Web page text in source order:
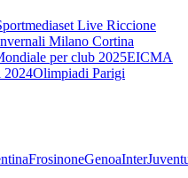
Live Riccione
Milano Cortina
per club 2025EICMA
2024Olimpiadi Parigi
FrosinoneGenoaInter